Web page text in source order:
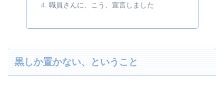
職員さんに、こう、宣言しました
黒しか置かない、ということ